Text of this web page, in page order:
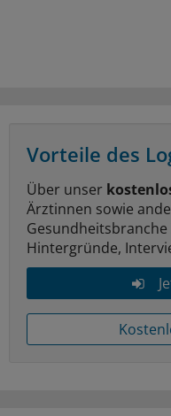
Vorteile des
Über unser
Ärztinnen sowie
Hintergründe,